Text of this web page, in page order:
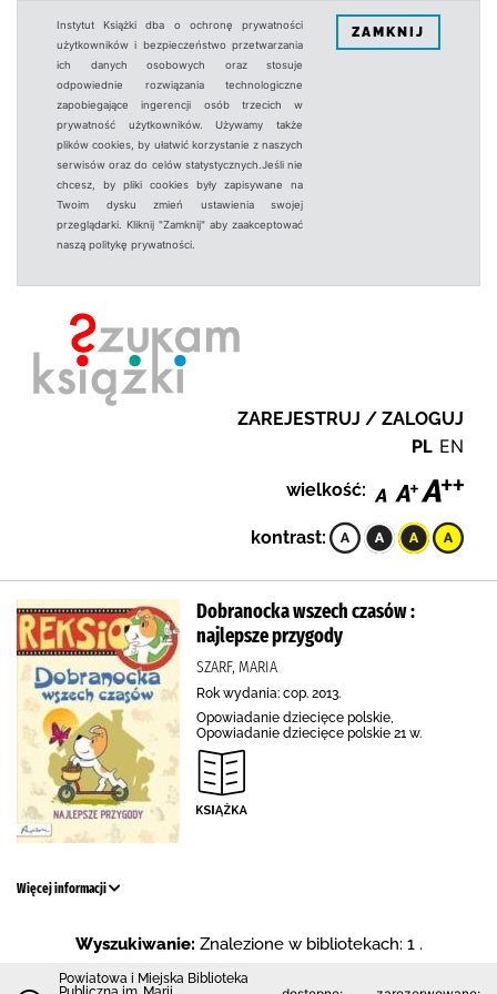
Instytut Książki dba o ochronę prywatności
użytkowników i bezpieczeństwo przetwarzania
ich danych osobowych oraz stosuje
odpowiednie rozwiązania technologiczne
zapobiegające ingerencji osób trzecich w
prywatność użytkowników. Używamy także
plików cookies, by ułatwić korzystanie z naszych
serwisów oraz do celów statystycznych.Jeśli nie
chcesz, by pliki cookies były zapisywane na
Twoim dysku zmień ustawienia swojej
przeglądarki. Kliknij "Zamknij" aby zaakceptować
naszą politykę prywatności.
ZAMKNIJ
ZAREJESTRUJ / ZALOGUJ
PL EN
wielkość:
kontrast:
Dobranocka wszech czasów :
najlepsze przygody
SZARF, MARIA
Rok wydania: cop. 2013.
Opowiadanie dziecięce polskie,
Opowiadanie dziecięce polskie 21 w.
Więcej informacji
Wyszukiwanie: Znalezione w bibliotekach: 1 .
Powiatowa i Miejska Biblioteka